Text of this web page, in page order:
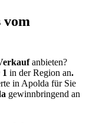
anbieten?
in der Region an.
in Apolda für Sie
gewinnbringend an